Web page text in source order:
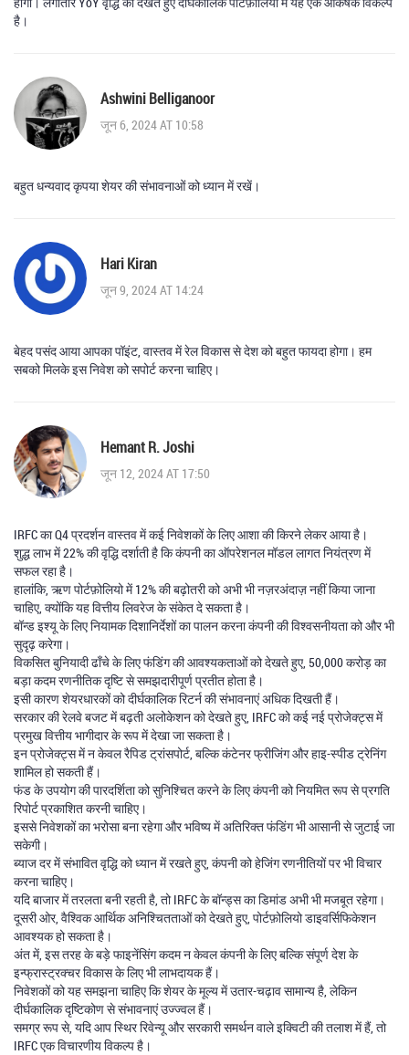
है।
Ashwini Belliganoor
जून 6, 2024 AT 10:58
बहुत धन्यवाद कृपया शेयर की संभावनाओं को ध्यान में रखें।
Hari Kiran
जून 9, 2024 AT 14:24
बेहद पसंद आया आपका पॉइंट, वास्तव में रेल विकास से देश को बहुत फायदा होगा। हम
सबको मिलके इस निवेश को सपोर्ट करना चाहिए।
Hemant R. Joshi
जून 12, 2024 AT 17:50
IRFC का Q4 प्रदर्शन वास्तव में कई निवेशकों के लिए आशा की किरने लेकर आया है।
शुद्ध लाभ में 22% की वृद्धि दर्शाती है कि कंपनी का ऑपरेशनल मॉडल लागत नियंत्रण में
सफल रहा है।
हालांकि, ऋण पोर्टफ़ोलियो में 12% की बढ़ोतरी को अभी भी नज़रअंदाज़ नहीं किया जाना
चाहिए, क्योंकि यह वित्तीय लिवरेज के संकेत दे सकता है।
बॉन्ड इश्यू के लिए नियामक दिशानिर्देशों का पालन करना कंपनी की विश्वसनीयता को और भी
सुदृढ़ करेगा।
विकसित बुनियादी ढाँचे के लिए फंडिंग की आवश्यकताओं को देखते हुए, 50,000 करोड़ का
बड़ा कदम रणनीतिक दृष्टि से समझदारीपूर्ण प्रतीत होता है।
इसी कारण शेयरधारकों को दीर्घकालिक रिटर्न की संभावनाएं अधिक दिखती हैं।
सरकार की रेलवे बजट में बढ़ती अलोकेशन को देखते हुए, IRFC को कई नई प्रोजेक्ट्स में
प्रमुख वित्तीय भागीदार के रूप में देखा जा सकता है।
इन प्रोजेक्ट्स में न केवल रैपिड ट्रांसपोर्ट, बल्कि कंटेनर फ्रीजिंग और हाइ-स्पीड ट्रेनिंग
शामिल हो सकती हैं।
फंड के उपयोग की पारदर्शिता को सुनिश्चित करने के लिए कंपनी को नियमित रूप से प्रगति
रिपोर्ट प्रकाशित करनी चाहिए।
इससे निवेशकों का भरोसा बना रहेगा और भविष्य में अतिरिक्त फंडिंग भी आसानी से जुटाई जा
सकेगी।
ब्याज दर में संभावित वृद्धि को ध्यान में रखते हुए, कंपनी को हेजिंग रणनीतियों पर भी विचार
करना चाहिए।
यदि बाजार में तरलता बनी रहती है, तो IRFC के बॉन्ड्स का डिमांड अभी भी मजबूत रहेगा।
दूसरी ओर, वैश्विक आर्थिक अनिश्चितताओं को देखते हुए, पोर्टफ़ोलियो डाइवर्सिफिकेशन
आवश्यक हो सकता है।
अंत में, इस तरह के बड़े फाइनेंसिंग कदम न केवल कंपनी के लिए बल्कि संपूर्ण देश के
इन्फ्रास्ट्रक्चर विकास के लिए भी लाभदायक हैं।
निवेशकों को यह समझना चाहिए कि शेयर के मूल्य में उतार-चढ़ाव सामान्य है, लेकिन
दीर्घकालिक दृष्टिकोण से संभावनाएं उज्ज्वल हैं।
समग्र रूप से, यदि आप स्थिर रिवेन्यू और सरकारी समर्थन वाले इक्विटी की तलाश में हैं, तो
IRFC एक विचारणीय विकल्प है।